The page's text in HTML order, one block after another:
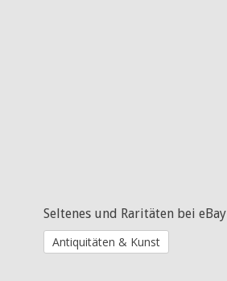
Seltenes und Raritäten bei eBay
Antiquitäten & Kunst